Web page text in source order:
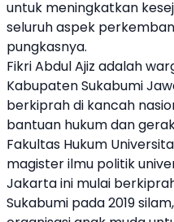
untuk meningkatkan
seluruh aspek
pungkasnya.
Fikri Abdul Ajiz adalah
Kabupaten Sukabumi
berkiprah di kancah
bantuan hukum dan
Fakultas Hukum
magister ilmu politik
Jakarta ini mulai
Sukabumi pada 2019